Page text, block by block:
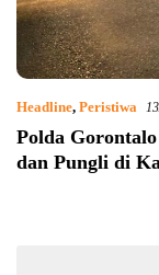
Headline, Peristiwa
Polda
dan Pungli di